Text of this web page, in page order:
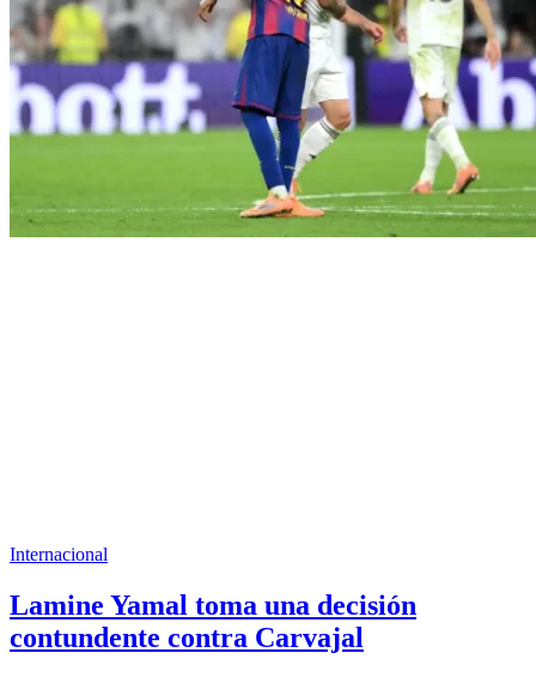
Internacional
Lamine Yamal toma una decisión
contundente contra Carvajal